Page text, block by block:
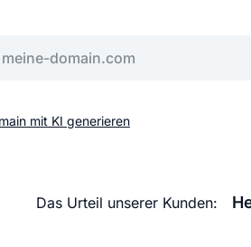
mit KI generieren
Das Urteil unserer Kunden: